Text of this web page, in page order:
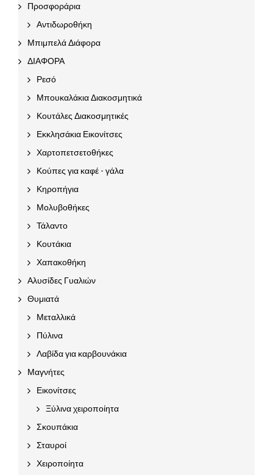
Προσφοράρια
Αντιδωροθήκη
Μπιμπελά Διάφορα
ΔΙΑΦΟΡΑ
Ρεσό
Μπουκαλάκια Διακοσμητικά
Κουτάλες Διακοσμητικές
Εκκλησάκια Εικονίτσες
Χαρτοπετσετοθήκες
Κούπες για καφέ - γάλα
Κηροπήγια
Μολυβοθήκες
Τάλαντο
Κουτάκια
Χαπακοθήκη
Αλυσίδες Γυαλιών
Θυμιατά
Μεταλλικά
Πύλινα
Λαβίδα για καρβουνάκια
Μαγνήτες
Εικονίτσες
Ξύλινα χειροποίητα
Σκουπάκια
Σταυροί
Χειροποίητα